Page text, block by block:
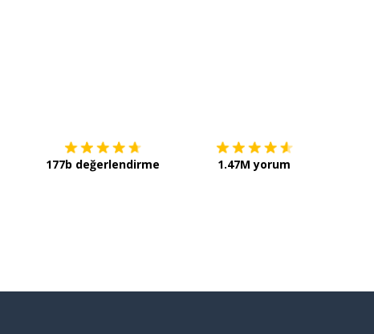
177b değerlendirme 1.47M yorum